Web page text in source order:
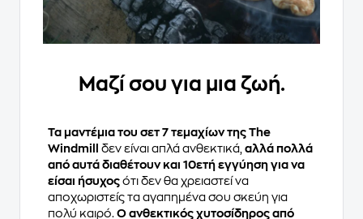
Μαζί σου για μια ζωή.
Τα μαντέμια του σετ 7 τεμαχίων της The
Windmill
δεν είναι απλά ανθεκτικά, αλλά πολλά
από αυτά διαθέτουν και 10ετή εγγύηση για να
είσαι ήσυχος ότι δεν θα χρειαστεί να
αποχωριστείς τα αγαπημένα σου σκεύη για
πολύ καιρό. Ο ανθεκτικός χυτοσίδηρος από